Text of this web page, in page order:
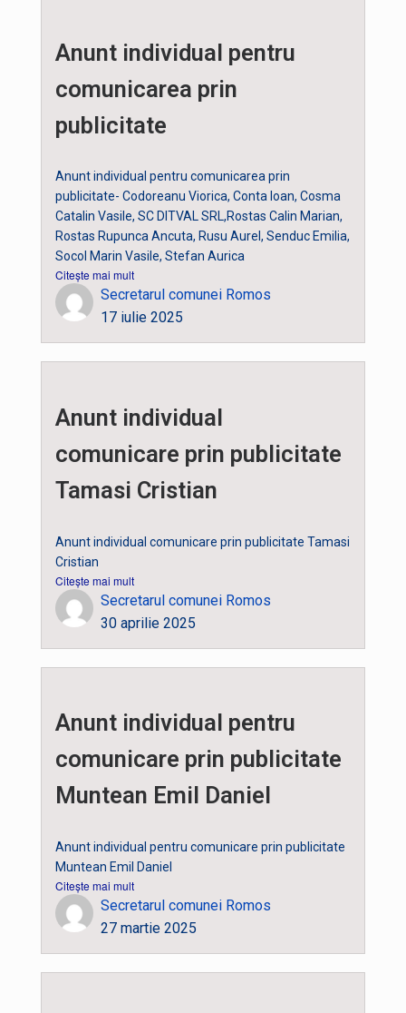
Anunt individual pentru
comunicarea prin
publicitate
Anunt individual pentru comunicarea prin
publicitate- Codoreanu Viorica, Conta Ioan, Cosma
Catalin Vasile, SC DITVAL SRL,Rostas Calin Marian,
Rostas Rupunca Ancuta, Rusu Aurel, Senduc Emilia,
Socol Marin Vasile, Stefan Aurica
Citește mai mult
Secretarul comunei Romos
17 iulie 2025
Anunt individual
comunicare prin publicitate
Tamasi Cristian
Anunt individual comunicare prin publicitate Tamasi
Cristian
Citește mai mult
Secretarul comunei Romos
30 aprilie 2025
Anunt individual pentru
comunicare prin publicitate
Muntean Emil Daniel
Anunt individual pentru comunicare prin publicitate
Muntean Emil Daniel
Citește mai mult
Secretarul comunei Romos
27 martie 2025